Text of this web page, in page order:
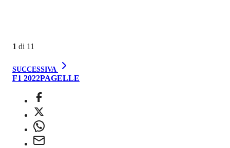
1 di 11
SUCCESSIVA
F1 2022PAGELLE